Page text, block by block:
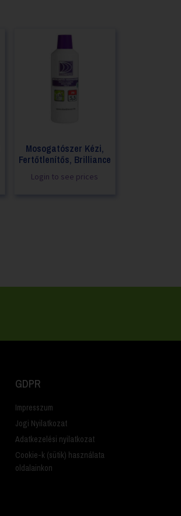
Mosogatószer Kézi,
Fertőtlenítős, Brilliance
Login to see prices
GDPR
Impresszum
Jogi Nyilatkozat
Adatkezelési nyilatkozat
Cookie-k (sütik) használata
oldalainkon